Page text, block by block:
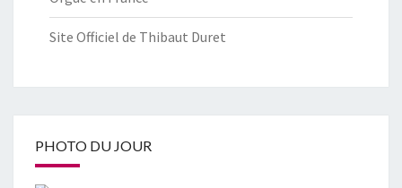
Site Officiel de Thibaut Duret
PHOTO DU JOUR